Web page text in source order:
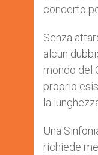
concerto
Senza
alcun
mondo del
proprio
la
Una
richiede